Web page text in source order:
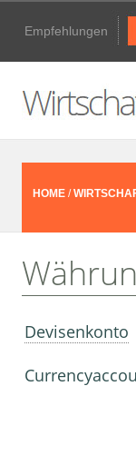
Empfehlungen
HOME /
Devisenkonto